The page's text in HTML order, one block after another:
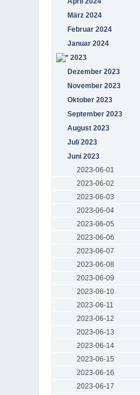
März 2024
Februar 2024
Januar 2024
2023
Dezember 2023
November 2023
Oktober 2023
September 2023
August 2023
Juli 2023
Juni 2023
2023-06-01
2023-06-02
2023-06-03
2023-06-04
2023-06-05
2023-06-06
2023-06-07
2023-06-08
2023-06-09
2023-06-10
2023-06-11
2023-06-12
2023-06-13
2023-06-14
2023-06-15
2023-06-16
2023-06-17